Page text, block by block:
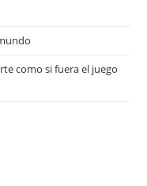
como si fuera el juego